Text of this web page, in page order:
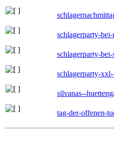
schlagerparty-
schlagerparty-
schlagerparty-
silvanas--
tag-der-offenen-